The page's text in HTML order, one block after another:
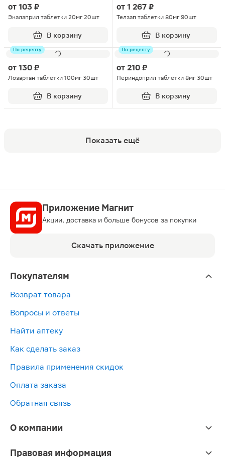
от 103 ₽
Эналаприл таблетки 20мг 20шт
В корзину
от 1 267 ₽
Телзап таблетки 80мг 90шт
В корзину
По рецепту
от 130 ₽
Лозартан таблетки 100мг 30шт
В корзину
По рецепту
от 210 ₽
Периндоприл таблетки 8мг 30шт
В корзину
Показать ещё
Приложение Магнит
Акции, доставка и больше бонусов за покупки
Скачать приложение
Покупателям
Возврат товара
Вопросы и ответы
Найти аптеку
Как сделать заказ
Правила применения скидок
Оплата заказа
Обратная связь
О компании
Правовая информация